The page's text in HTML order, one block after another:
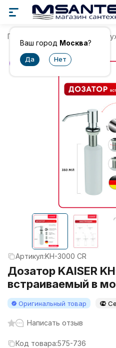
Ваш город Москва?
Главная Аксессуары для
хит
Артикул:KH-3000 CR
Дозатор KAISER
встраиваемый в
Оригинальный товар
Написать отзыв
Код товара:575-736